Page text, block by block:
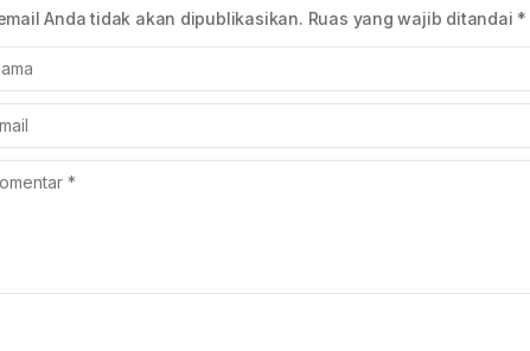
Anda tidak akan dipublikasikan. Ruas yang wajib ditandai *